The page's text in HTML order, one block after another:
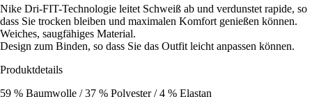
Nike Dri-FIT-Technologie leitet Schweiß ab und verdunstet rapide, so
dass Sie trocken bleiben und maximalen Komfort genießen können.
Weiches, saugfähiges Material.
Design zum Binden, so dass Sie das Outfit leicht anpassen können.
Produktdetails
59 % Baumwolle / 37 % Polyester / 4 % Elastan